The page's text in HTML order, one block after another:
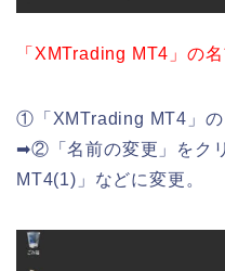
「XMTrading MT4」の
①「XMTrading MT4」の
➡②「名前の変更」をク
MT4(1)」などに変更。